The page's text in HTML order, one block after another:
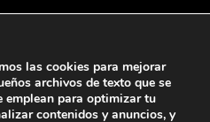
las cookies para mejorar
archivos de texto que se
para optimizar tu
contenidos y anuncios, y